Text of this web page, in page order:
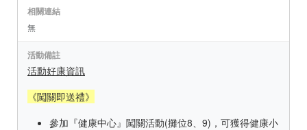
相關連結
無
活動備註
活動好康資訊
《闖關即送禮》
參加『健康中心』闖關活動(攤位8、9)，可獲得健康小